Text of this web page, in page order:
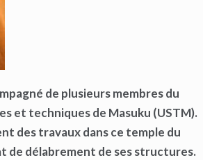
de plusieurs membres du
et techniques de Masuku (USTM).
des travaux dans ce temple du
de délabrement de ses structures.